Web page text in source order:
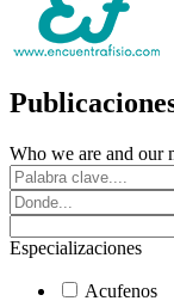
Who we are and our
Especializaciones
Acufenos